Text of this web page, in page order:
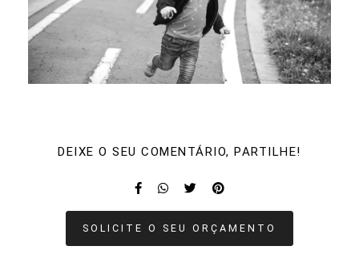
DEIXE O SEU COMENTÁRIO, PARTILHE!
SOLICITE O SEU ORÇAMENTO